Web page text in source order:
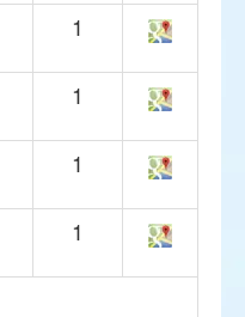
1
1
1
1